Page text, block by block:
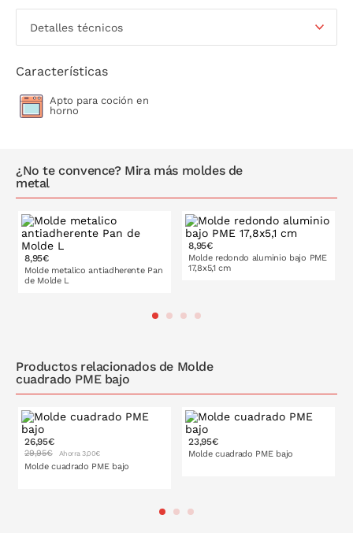
Altura de los moldes: 7,5 cm.
Detalles técnicos
Características
Apto para coción en
horno
¿No te convence? Mira más moldes de
metal
8,95€
Molde metalico antiadherente Pan
de Molde L
8,95€
Molde redondo aluminio bajo PME
17,8x5,1 cm
Productos relacionados de Molde
cuadrado PME bajo
26,95€
29,95€ Ahorra 3,00€
Molde cuadrado PME bajo
23,95€
Molde cuadrado PME bajo